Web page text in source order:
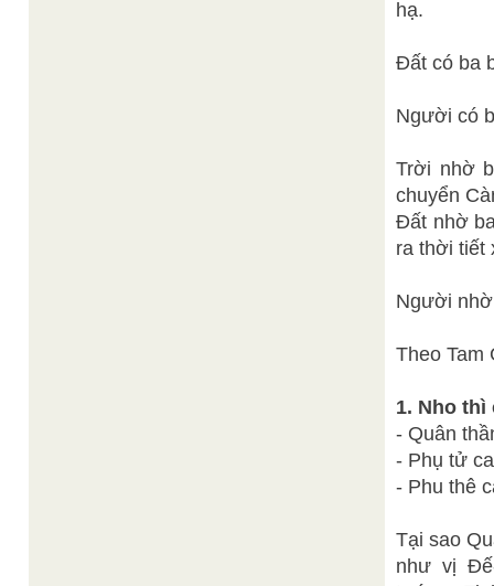
hạ.
Đất có ba
Người có
Trời nhờ
chuyển
Đất nhờ
ra thời tiết
Người
Theo Tam
1. Nho thì
- Quân
- Phụ tử
- Phu thê
Tại sao
như vị